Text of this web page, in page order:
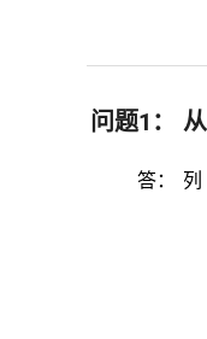
问题1：
答： 列